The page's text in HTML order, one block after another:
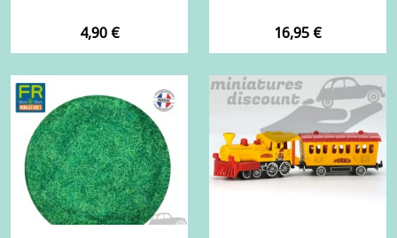
Prix
4,90 € Prix
16,95 €